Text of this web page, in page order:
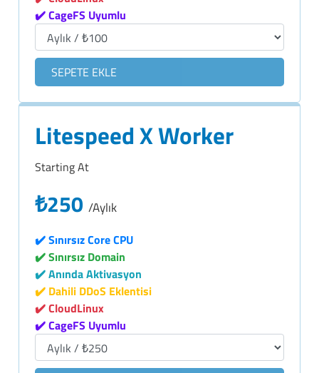
✔️ CageFS Uyumlu
SEPETE EKLE
Litespeed X Worker
Starting At
₺250/Aylık
✔️ Sınırsız Core CPU
✔️ Sınırsız Domain
✔️ Anında Aktivasyon
✔️ Dahili DDoS Eklentisi
✔️ CloudLinux
✔️ CageFS Uyumlu